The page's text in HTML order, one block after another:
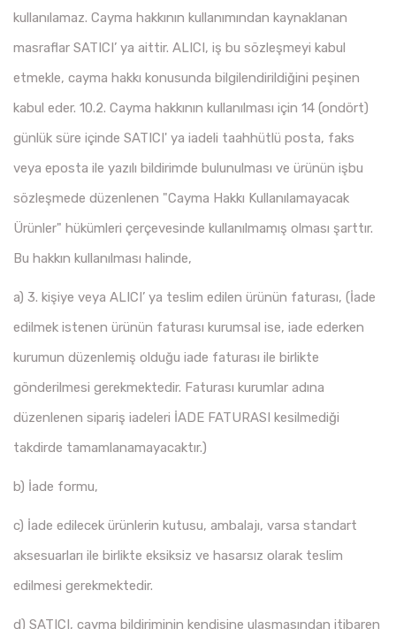
kullanılamaz. Cayma hakkının kullanımından kaynaklanan
masraflar SATICI’ ya aittir. ALICI, iş bu sözleşmeyi kabul
etmekle, cayma hakkı konusunda bilgilendirildiğini peşinen
kabul eder. 10.2. Cayma hakkının kullanılması için 14 (ondört)
günlük süre içinde SATICI' ya iadeli taahhütlü posta, faks
veya eposta ile yazılı bildirimde bulunulması ve ürünün işbu
sözleşmede düzenlenen "Cayma Hakkı Kullanılamayacak
Ürünler" hükümleri çerçevesinde kullanılmamış olması şarttır.
Bu hakkın kullanılması halinde,
a) 3. kişiye veya ALICI’ ya teslim edilen ürünün faturası, (İade
edilmek istenen ürünün faturası kurumsal ise, iade ederken
kurumun düzenlemiş olduğu iade faturası ile birlikte
gönderilmesi gerekmektedir. Faturası kurumlar adına
düzenlenen sipariş iadeleri İADE FATURASI kesilmediği
takdirde tamamlanamayacaktır.)
b) İade formu,
c) İade edilecek ürünlerin kutusu, ambalajı, varsa standart
aksesuarları ile birlikte eksiksiz ve hasarsız olarak teslim
edilmesi gerekmektedir.
d) SATICI, cayma bildiriminin kendisine ulaşmasından itibaren